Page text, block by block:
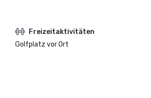
Freizeitaktivitäten
Golfplatz vor Ort